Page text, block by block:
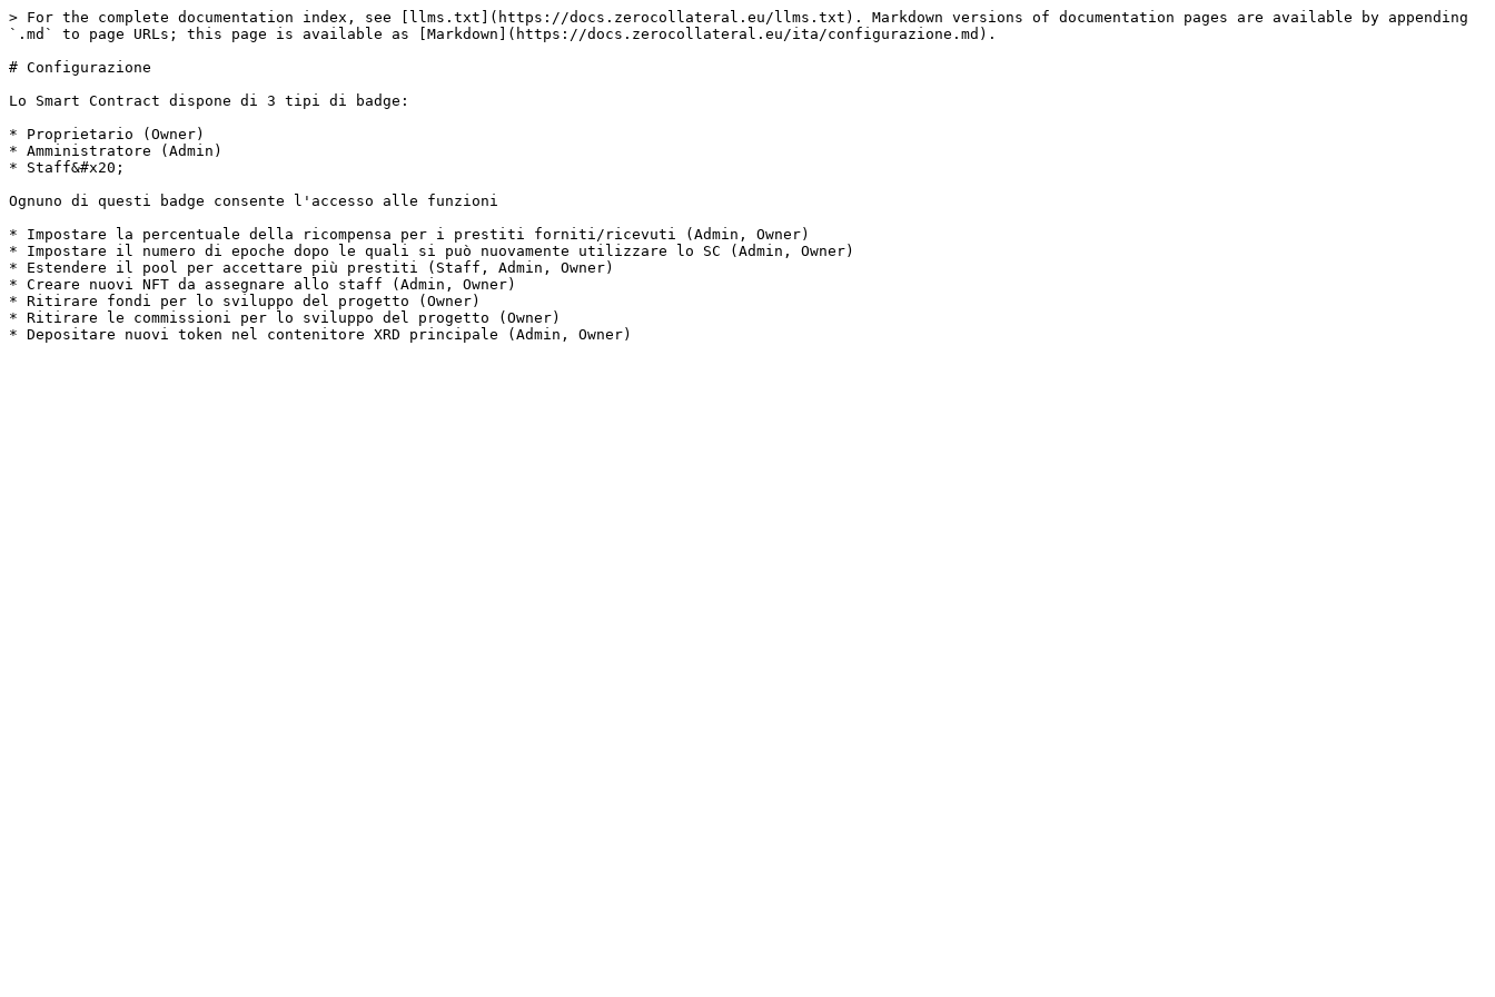
> For the complete documentation index, see [llms.txt](https://docs.zerocollateral.eu/llms.txt). Markdown versions of documentation pages are available by appending
`.md` to page URLs; this page is available as [Markdown](https://docs.zerocollateral.eu/ita/configurazione.md).
# Configurazione
Lo Smart Contract dispone di 3 tipi di badge:
* Proprietario (Owner)
* Amministratore (Admin)
* Staff&#x20;
Ognuno di questi badge consente l'accesso alle funzioni
* Impostare la percentuale della ricompensa per i prestiti forniti/ricevuti (Admin, Owner)
* Impostare il numero di epoche dopo le quali si può nuovamente utilizzare lo SC (Admin, Owner)
* Estendere il pool per accettare più prestiti (Staff, Admin, Owner)
* Creare nuovi NFT da assegnare allo staff (Admin, Owner)
* Ritirare fondi per lo sviluppo del progetto (Owner)
* Ritirare le commissioni per lo sviluppo del progetto (Owner)